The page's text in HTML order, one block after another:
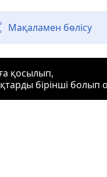
Мақаламен бөлісу
қосылып,
бірінші болып